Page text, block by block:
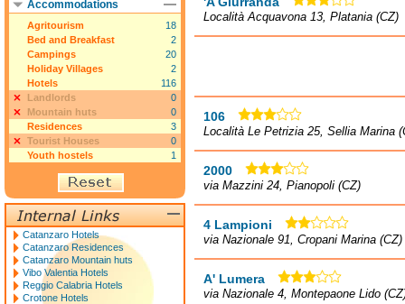
Località Acquavona 13, Platania (CZ)
106
Località Le Petrizia 25, Sellia Marina
2000
via Mazzini 24, Pianopoli (CZ)
4 Lampioni
via Nazionale 91, Cropani Marina (CZ)
A' Lumera
via Nazionale 4, Montepaone Lido
Accommodations
Agritourism
18
Bed and Breakfast
2
Campings
20
Holiday Villages
2
Hotels
116
Landlords
0
Mountain huts
0
Residences
3
Tourist Houses
0
Youth hostels
1
Catanzaro Hotels
Catanzaro Residences
Catanzaro Mountain huts
Vibo Valentia Hotels
Reggio Calabria Hotels
Crotone Hotels